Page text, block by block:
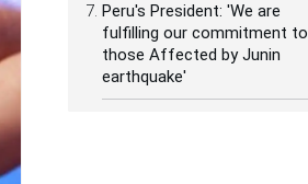
Peru's President: 'We are
fulfilling our commitment to
those Affected by Junin
earthquake'